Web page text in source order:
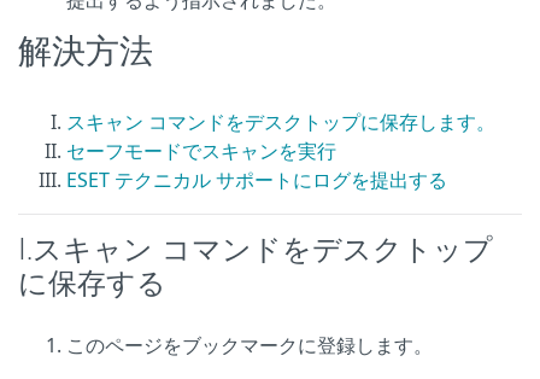
解決方法
スキャン コマンドをデスクトップに保存します。
セーフモードでスキャンを実行
ESET テクニカル サポートにログを提出する
I.スキャン コマンドをデスクトップ
に保存する
このページをブックマークに登録します。